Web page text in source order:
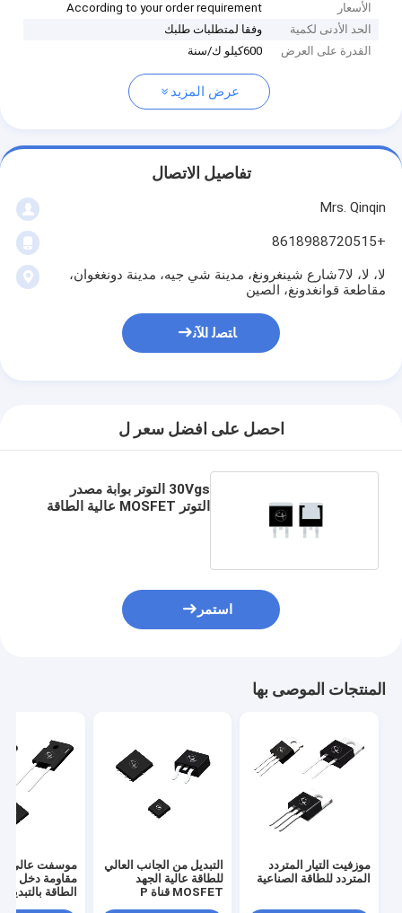
الأسعار
According to your order requirement
الحد الأدنى لكمية
وفقا لمتطلبات طلبك
القدرة على العرض
600كيلو ك/سنة
عرض المزيد
تفاصيل الاتصال
Mrs. Qinqin
+8618988720515
لا، لا، لا7شارع شينغرونغ، مدينة شي جيه، مدينة دونغغوان،
مقاطعة قوانغدونغ، الصين
ﺎﺘﺼﻟ ﺍﻶﻧ
احصل على افضل سعر ل
30Vgs التوتر بوابة مصدر
التوتر MOSFET عالية الطاقة
استمر
المنتجات الموصى بها
موزفيت التيار المتردد
المتردد للطاقة الصناعية
التبديل من الجانب العالي
للطاقة عالية الجهد
MOSFET قناة P
موسفت عالي
مقاومة دخل
الطاقة بالتبديل